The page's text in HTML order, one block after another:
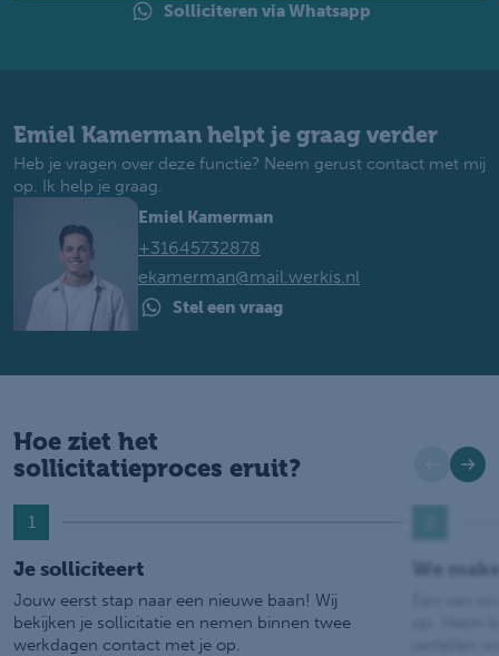
Solliciteren via Whatsapp
Emiel Kamerman helpt je graag verder
Heb je vragen over deze functie? Neem gerust contact met mij
op. Ik help je graag.
Emiel Kamerman
+31645732878
ekamerman@mail.werkis.nl
Stel een vraag
Hoe ziet het
sollicitatieproces eruit?
1
Je solliciteert
Jouw eerst stap naar een nieuwe baan! Wij
bekijken je sollicitatie en nemen binnen twee
werkdagen contact met je op.
We